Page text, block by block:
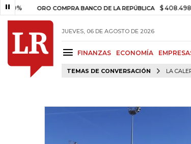
ORO COMPRA BANCO DE LA REPÚBLICA $ 408.498,97
JUEVES, 06 DE AGOSTO DE 2026
FINANZAS ECONOMÍA
TEMAS DE CONVERSACIÓN LA